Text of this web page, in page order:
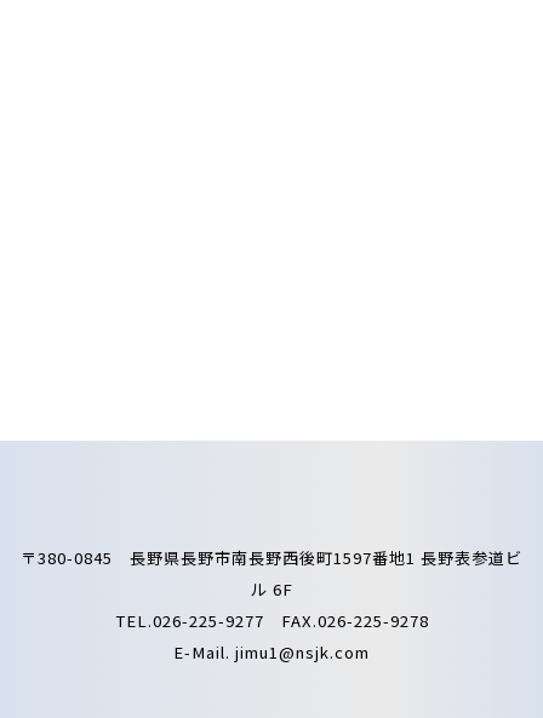
〒380-0845 長野県長野市南長野西後町1597番地1 長野表参道ビ
ル 6F
TEL.026-225-9277 FAX.026-225-9278
E-Mail. jimu1@nsjk.com